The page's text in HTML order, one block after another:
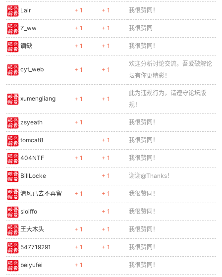
Lair + 1 + 1 我很赞同！
Z_ww + 1 + 1 我很赞同
谪缺 + 1 + 1 我很赞同！
cyt_web + 1 + 1
欢迎分析讨论交流，吾爱破解论
坛有你更精彩！
xumengliang + 1 + 1
此为违规行为，请遵守论坛版
规！
zsyeath + 1 我很赞同！
tomcat8 + 1 我很赞同！
404NTF + 1 + 1 我很赞同！
BillLocke + 1 谢谢@Thanks！
清风已去不再留 + 1 + 1 我很赞同！
sloiffo + 1 我很赞同！
王大木头 + 1 + 1 我很赞同！
547719291 + 1 + 1 我很赞同！
beiyufei + 1 我很赞同！